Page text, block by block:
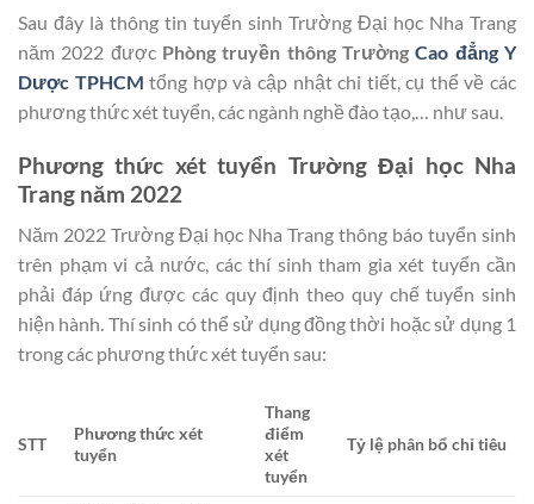
Sau đây là thông tin tuyển sinh Trường Đại học Nha Trang
năm 2022 được Phòng truyền thông TrườngCao đẳng Y
Dược TPHCM tổng hợp và cập nhật chi tiết, cụ thể về các
phương thức xét tuyển, các ngành nghề đào tạo,… như sau.
Phương thức xét tuyển Trường Đại học Nha
Trang năm 2022
Năm 2022 Trường Đại học Nha Trang thông báo tuyển sinh
trên phạm vi cả nước, các thí sinh tham gia xét tuyển cần
phải đáp ứng được các quy định theo quy chế tuyển sinh
hiện hành. Thí sinh có thể sử dụng đồng thời hoặc sử dụng 1
trong các phương thức xét tuyển sau:
STT
Phương thức xét
tuyển
Thang
điểm
xét
tuyển
Tỷ lệ phân bổ chỉ tiêu